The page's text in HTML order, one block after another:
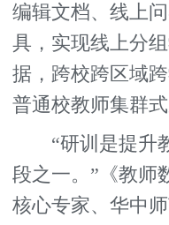
编辑文档、线上
具，实现线上分
据，跨校跨区域
普通校教师集群式
“研训是提升教
段之一。”《教师
核心专家、华中